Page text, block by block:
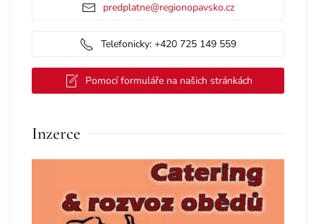
predplatne@regionopavsko.cz
Telefonicky: +420 725 149 559
Pomocí formuláře na našich stránkách
Inzerce